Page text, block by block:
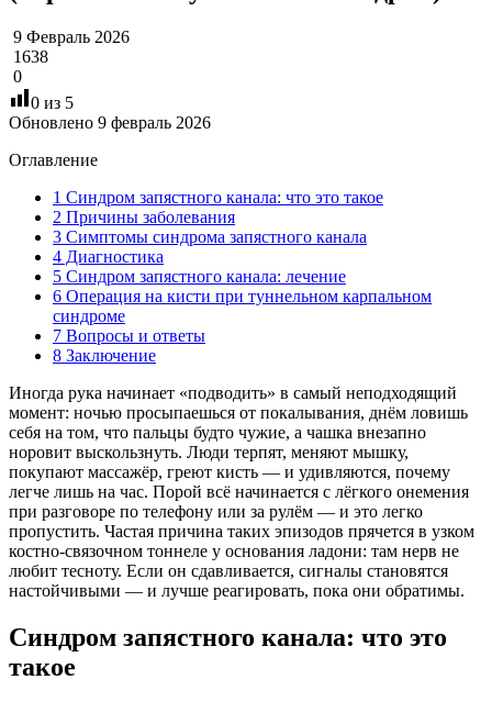
9 Февраль 2026
1638
0
0 из 5
Обновлено 9 февраль 2026
Оглавление
1 Синдром запястного канала: что это такое
2 Причины заболевания
3 Симптомы синдрома запястного канала
4 Диагностика
5 Синдром запястного канала: лечение
6 Операция на кисти при туннельном карпальном
синдроме
7 Вопросы и ответы
8 Заключение
Иногда рука начинает «подводить» в самый неподходящий
момент: ночью просыпаешься от покалывания, днём ловишь
себя на том, что пальцы будто чужие, а чашка внезапно
норовит выскользнуть. Люди терпят, меняют мышку,
покупают массажёр, греют кисть — и удивляются, почему
легче лишь на час. Порой всё начинается с лёгкого онемения
при разговоре по телефону или за рулём — и это легко
пропустить. Частая причина таких эпизодов прячется в узком
костно-связочном тоннеле у основания ладони: там нерв не
любит тесноту. Если он сдавливается, сигналы становятся
настойчивыми — и лучше реагировать, пока они обратимы.
Синдром запястного канала: что это
такое